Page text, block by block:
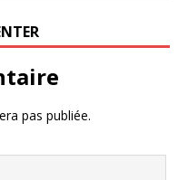
pas publiée.